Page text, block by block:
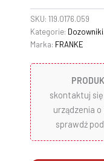
SKU: 119.0176.059
Kategorie: Dozowniki
Marka: FRANKE
skontaktuj
urządzenia
sprawdź